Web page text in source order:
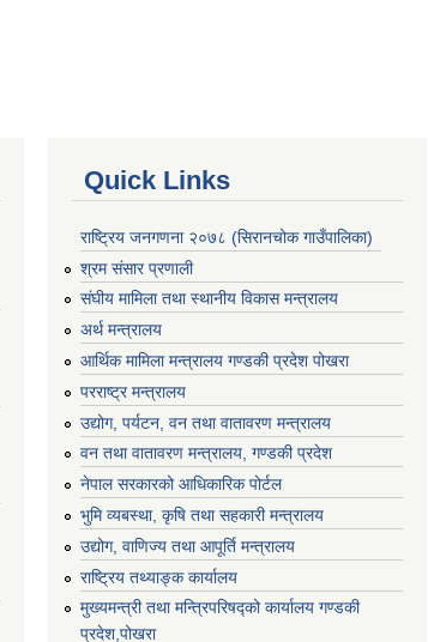
Quick Links
राष्ट्रिय जनगणना २०७८ (सिरानचोक गाउँपालिका)
श्रम संसार प्रणाली
संघीय मामिला तथा स्थानीय विकास मन्त्रालय
अर्थ मन्त्रालय
आर्थिक मामिला मन्त्रालय गण्डकी प्रदेश पोखरा
परराष्ट्र मन्त्रालय
उद्योग, पर्यटन, वन तथा वातावरण मन्त्रालय
वन तथा वातावरण मन्त्रालय, गण्डकी प्रदेश
नेपाल सरकारको आधिकारिक पोर्टल
भुमि व्यबस्था, कृषि तथा सहकारी मन्त्रालय
उद्योग, वाणिज्य तथा आपूर्ति मन्त्रालय
राष्ट्रिय तथ्याङ्क कार्यालय
मुख्यमन्त्री तथा मन्त्रिपरिषद्को कार्यालय गण्डकी
प्रदेश,पोखरा